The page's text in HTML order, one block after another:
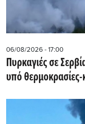
06/08/2026 - 17:00
Πυρκαγιές σε
υπό